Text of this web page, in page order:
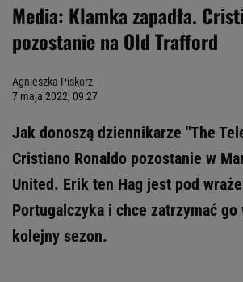
Media: Klamka zapadła.
pozostanie na Old Trafford
Agnieszka Piskorz
7 maja 2022, 09:27
Jak donoszą dziennikarze "The
Cristiano Ronaldo pozostanie w
United. Erik ten Hag jest pod
Portugalczyka i chce zatrzymać go
kolejny sezon.